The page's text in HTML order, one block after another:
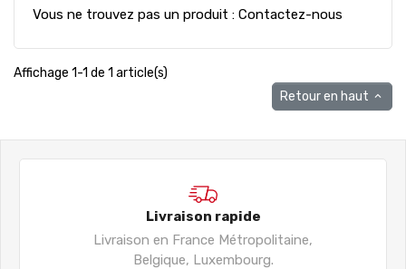
Vous ne trouvez pas un produit : Contactez-nous
Affichage 1-1 de 1 article(s)
Retour en haut 
Livraison rapide
Livraison en France Métropolitaine,
Belgique, Luxembourg.